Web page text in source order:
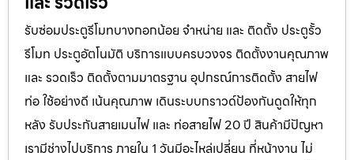
รับซ่อมประตูรีโมทบางกอกน้อย จำหน่าย และ ติดตั้ง ประตูรั้ว
รีโมท ประตูอัตโนมัติ บริการแบบครบวงจร ติดตั้งงานคุณภาพ
และ รวดเร็ว ติดตั้งตามมาตรฐาน อุปกรณ์การติดตั้ง สายไฟ
ท่อ ใช้อย่างดี เน้นคุณภาพ เดินระบบกราวด์ป้องกันดูดให้ทุก
หลัง รับประกันสายเมนไฟ และ ท่อสายไฟ 20 ปี สินค้ามีปัญหา
เรามีช่างไปบริการ ภายใน 1 วันมีอะไหล่เปลี่ยน ที่หน้างาน ไม่